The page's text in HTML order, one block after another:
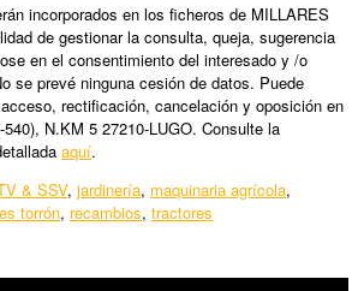
incorporados en los ficheros de MILLARES
de gestionar la consulta, queja, sugerencia
en el consentimiento del interesado y /o
se prevé ninguna cesión de datos. Puede
rectificación, cancelación y oposición en
N.KM 5 27210-LUGO. Consulte la
aquí.
& SSV, jardinería, maquinaria agrícola,
torrón, recambios, tractores